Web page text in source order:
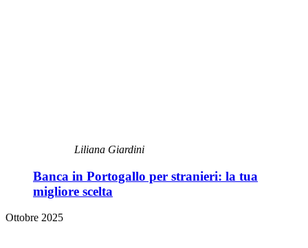
Liliana Giardini
Banca in Portogallo per stranieri: la tua
migliore scelta
Ottobre 2025